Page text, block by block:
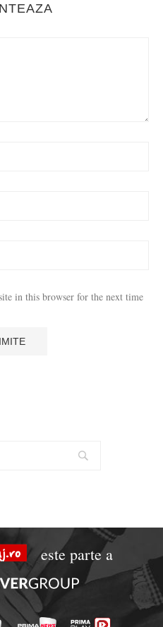
in this browser for the next time
este parte a